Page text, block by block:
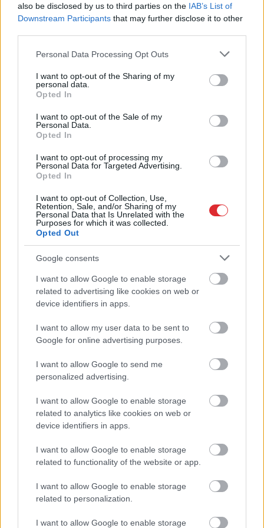
also be disclosed by us to third parties on the IAB’s List of
Downstream Participants that may further disclose it to other
Please note that this website/app uses one or more Google
not limited to your visit or usage behaviour. You may click to
grant or deny consent to Google and its third-party tags to
use your data for below specified purposes in below Google
consent section.
Personal Data Processing Opt Outs
I want to opt-out of the Sharing of my
personal data.
Opted In
I want to opt-out of the Sale of my
Personal Data.
Opted In
I want to opt-out of processing my
Personal Data for Targeted Advertising.
Opted In
I want to opt-out of Collection, Use,
Retention, Sale, and/or Sharing of my
Personal Data that Is Unrelated with the
Purposes for which it was collected.
Opted Out
Google consents
I want to allow Google to enable storage
related to advertising like cookies on web or
device identifiers in apps.
I want to allow my user data to be sent to
Google for online advertising purposes.
I want to allow Google to send me
personalized advertising.
I want to allow Google to enable storage
related to analytics like cookies on web or
device identifiers in apps.
I want to allow Google to enable storage
related to functionality of the website or app.
I want to allow Google to enable storage
related to personalization.
I want to allow Google to enable storage
LASĪTĀKIE
nestrīdēties: viņi vienmēr atradīs veidu,
“Man pat neomulīgi palika!” Sēņotāja
Ārsti nosauc četrus augļus ar kuru ēšanu
pēc 45 gadu vecuma nevajadzētu pārlieku
aizrauties
“Pirmo reizi ko tādu redzu.” Pircēji
sajūsmā par veikalā novēroto
jaunieviesumu
“Tuvarētu aizvērties!” Beata Jonīte jau
atkal nonāk uzmanības centrā – šoreiz ar
superdārgu pulksteni
Lasīt citas ziņas
“Tuvarētu aizvērties!”
Beata Jonīte jau atkal
Atcelt Ziņot